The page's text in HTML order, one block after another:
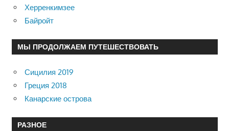
Херренкимзее
Байройт
МЫ ПРОДОЛЖАЕМ ПУТЕШЕСТВОВАТЬ
Сицилия 2019
Греция 2018
Канарские острова
РАЗНОЕ